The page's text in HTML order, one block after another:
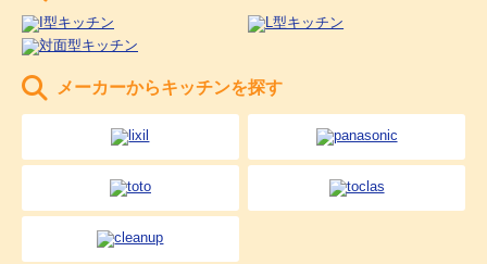
メーカーからキッチンを探す